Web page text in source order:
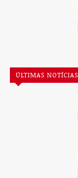
ÚLTIMAS NOTÍCIAS